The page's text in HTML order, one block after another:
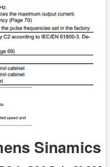
Sinamics